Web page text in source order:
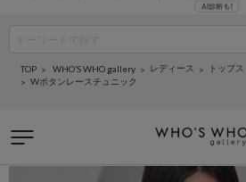
TOP WHO’S WHO gallery レディース トップス
Wボタンレースチュニック